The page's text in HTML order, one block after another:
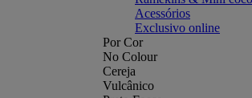
Acessórios
Exclusivo online
Por Cor
No Colour
Cereja
Vulcânico